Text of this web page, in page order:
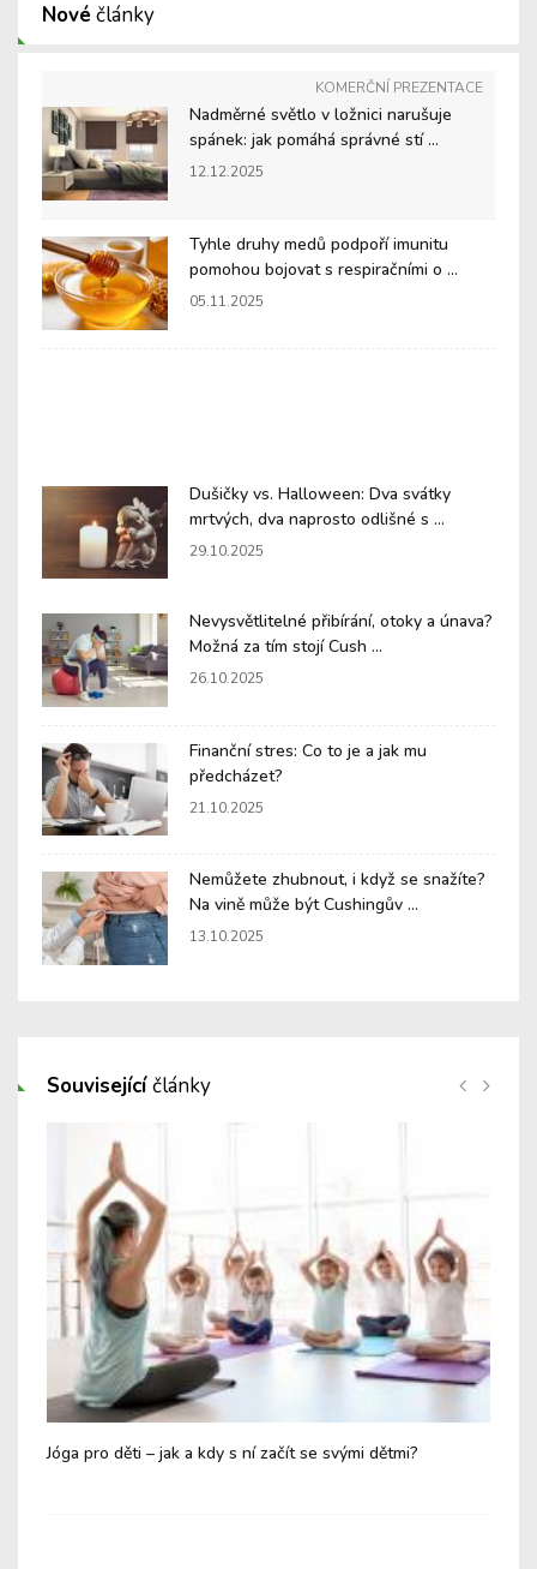
Nové články
KOMERČNÍ PREZENTACE
Nadměrné světlo v ložnici narušuje
spánek: jak pomáhá správné stí ...
12.12.2025
Tyhle druhy medů podpoří imunitu
pomohou bojovat s respiračními o ...
05.11.2025
Dušičky vs. Halloween: Dva svátky
mrtvých, dva naprosto odlišné s ...
29.10.2025
Nevysvětlitelné přibírání, otoky a únava?
Možná za tím stojí Cush ...
26.10.2025
Finanční stres: Co to je a jak mu
předcházet?
21.10.2025
Nemůžete zhubnout, i když se snažíte?
Na vině může být Cushingův ...
13.10.2025
Souvisejícíčlánky
Jóga pro děti – jak a kdy s ní začít se svými dětmi?